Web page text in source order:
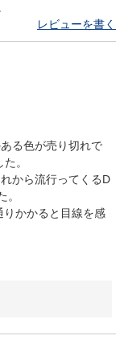
レビューを書く
る色が売り切れで
。
から流行ってくるD
かかると目線を感